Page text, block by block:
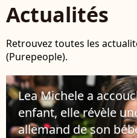
Actualités
Retrouvez toutes les
(Purepeople).
Lea Michele a
enfant, elle révèle
allemand de son